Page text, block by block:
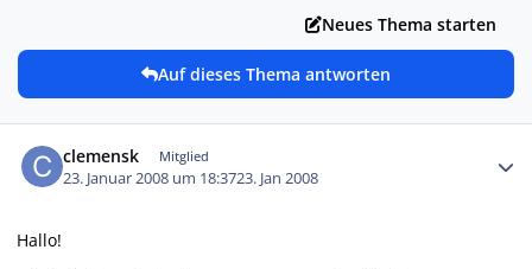
Neues Thema starten
Auf dieses Thema antworten
clemensk Mitglied
23. Januar 2008 um 18:3723. Jan 2008
Hallo!